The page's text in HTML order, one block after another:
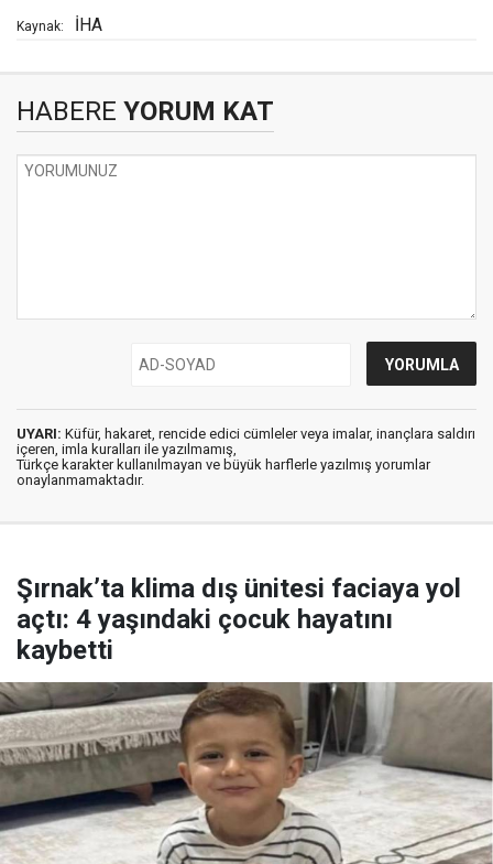
Kaynak: İHA
HABERE YORUM KAT
UYARI: Küfür, hakaret, rencide edici cümleler veya imalar, inançlara saldırı
içeren, imla kuralları ile yazılmamış,
Türkçe karakter kullanılmayan ve büyük harflerle yazılmış yorumlar
onaylanmamaktadır.
Şırnak’ta klima dış ünitesi faciaya yol
açtı: 4 yaşındaki çocuk hayatını
kaybetti